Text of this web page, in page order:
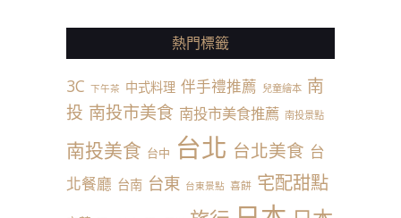
熱門標籤
3C 下午茶 中式料理 伴手禮推薦 兒童繪本 南
投 南投市美食 南投市美食推薦 南投景點
南投美食 台中 台北 台北美食 台
北餐廳 台南 台東 台東景點 喜餅 宅配甜點